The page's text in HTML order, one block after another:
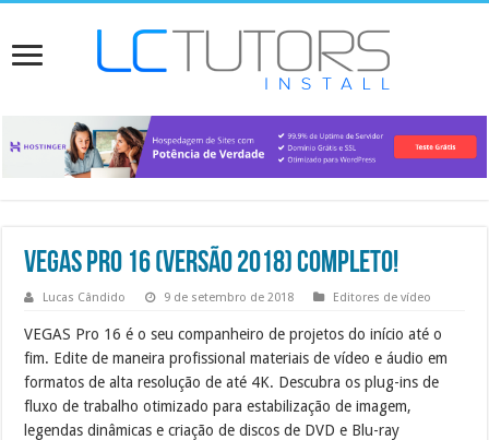
Vegas PRO 16 (versão 2018) Completo!
Lucas Cândido 9 de setembro de 2018 Editores de vídeo
VEGAS Pro 16 é o seu companheiro de projetos do início até o
fim. Edite de maneira profissional materiais de vídeo e áudio em
formatos de alta resolução de até 4K. Descubra os plug-ins de
fluxo de trabalho otimizado para estabilização de imagem,
legendas dinâmicas e criação de discos de DVD e Blu-ray